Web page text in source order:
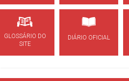
GLOSSÁRIO DO
SITE
DIÁRIO OFICIAL